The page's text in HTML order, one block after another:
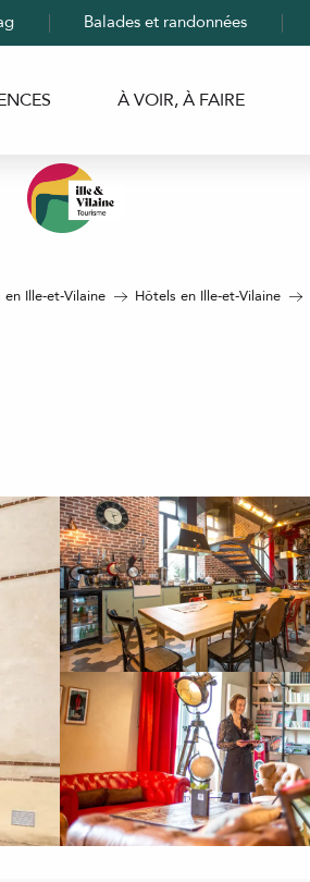
Balades et randonnées
À VOIR, À FAIRE
Ille-et-Vilaine Hôtels en Ille-et-Vilaine